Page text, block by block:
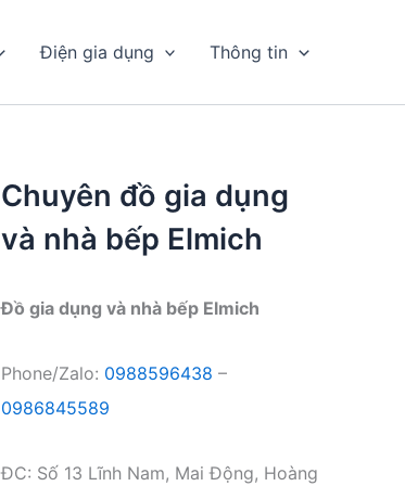
Điện gia dụng Thông tin
Chuyên đồ gia dụng
và nhà bếp Elmich
Đồ gia dụng và nhà bếp Elmich
Phone/Zalo: 0988596438 –
0986845589
ĐC: Số 13 Lĩnh Nam, Mai Động, Hoàng